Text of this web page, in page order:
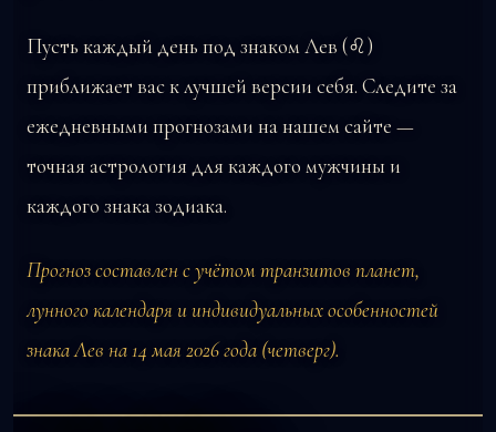
Пусть каждый день под знаком Лев (♌)
приближает вас к лучшей версии себя. Следите за
ежедневными прогнозами на нашем сайте —
точная астрология для каждого мужчины и
каждого знака зодиака.
Прогноз составлен с учётом транзитов планет,
лунного календаря и индивидуальных особенностей
знака Лев на 14 мая 2026 года (четверг).